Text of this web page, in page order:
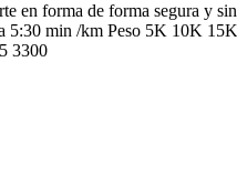
forma de forma segura y
5:30 min /km Peso 5K 10K
3300